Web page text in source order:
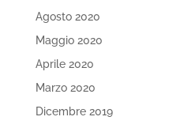
Agosto 2020
Maggio 2020
Aprile 2020
Marzo 2020
Dicembre 2019